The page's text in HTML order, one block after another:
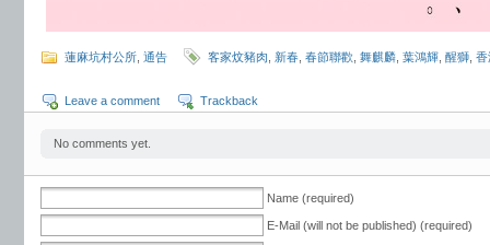
蓮麻坑村公所 通告 客家炆豬肉 新春 春節聯歡 舞麒麟 葉鴻輝 醒獅 香
Leave a comment Trackback
No comments yet.
Name (required)
E-Mail (will not be published) (required)